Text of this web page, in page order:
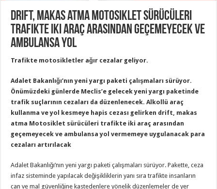
drift, makas atma Motosiklet sürücüleri
trafikte iki araç arasından geçemeyecek ve
ambulansa yol
Trafikte motosikletler ağır cezalar geliyor.
Adalet Bakanlığı’nın yeni yargı paketi çalışmaları sürüyor.
Önümüzdeki günlerde Meclis’e gelecek yeni yargı paketinde
trafik suçlarının cezaları da düzenlenecek. Alkollü araç
kullanma ve yol kesmeye hapis cezası gelirken drift, makas
atma Motosiklet sürücüleri trafikte iki araç arasından
geçemeyecek ve ambulansa yol vermemeye uygulanacak para
cezaları artırılacak
Adalet Bakanlığı’nın yeni yargı paketi çalışmaları sürüyor. Pakette, ceza
infaz sisteminde yapılacak değişikliklerin yanı sıra trafikte insanların
can ve mal güvenliğine kastedenlere yönelik düzenlemeler de yer